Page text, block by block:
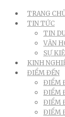
TRANG
TIN TỨC
TIN
VĂN
SỰ
KINH
ĐIỂM ĐẾN
ĐIỂM
ĐIỂM
ĐIỂM
ĐIỂM